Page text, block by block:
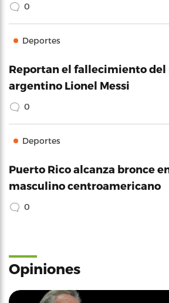
0
Deportes
Reportan el fallecimiento del
argentino Lionel Messi
0
Deportes
Puerto Rico alcanza bronce
masculino centroamericano
0
Opiniones